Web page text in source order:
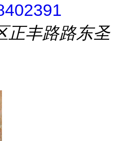
正丰路路东圣